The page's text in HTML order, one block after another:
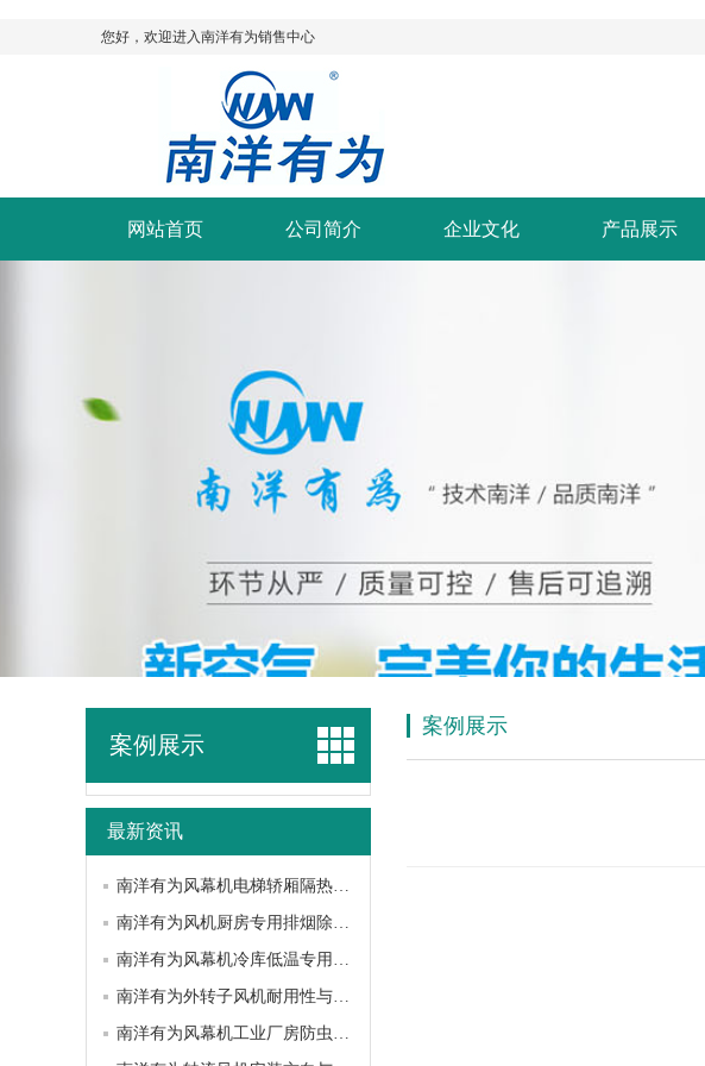
您好，欢迎进入南洋有为销售中心
网站首页 公司简介 企业文化 产品展示
案例展示
最新资讯
南洋有为风幕机电梯轿厢隔热降噪方案
南洋有为风机厨房专用排烟除油性能
南洋有为风幕机冷库低温专用选型指南
南洋有为外转子风机耐用性与使用寿命深度解析
南洋有为风幕机工业厂房防虫隔味应用
案例展示